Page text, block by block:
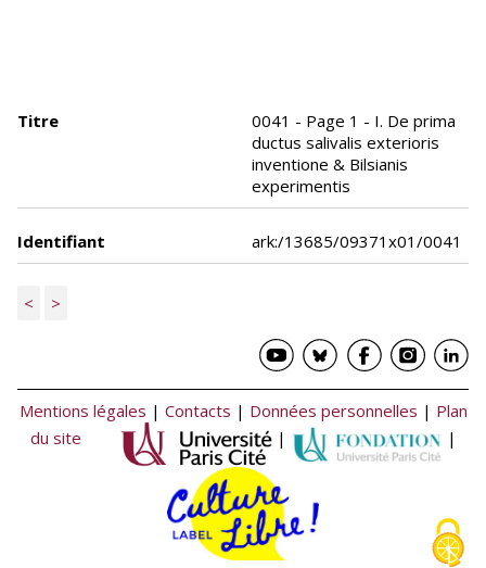
Titre
0041 - Page 1 - I. De prima
ductus salivalis exterioris
inventione & Bilsianis
experimentis
Identifiant ark:/13685/09371x01/0041
< >
Mentions légales | Contacts | Données personnelles | Plan
du site
| |